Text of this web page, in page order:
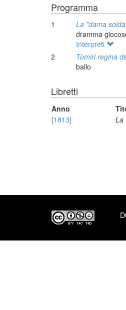
Programma
1
La *dama
dramma
Interpreti
2
Tomiri regina
ballo
Libretti
Anno
[1813]
La